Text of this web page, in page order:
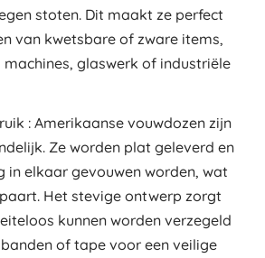
stoten. Dit maakt ze perfect
van kwetsbare of zware items,
glaswerk of industriële
: Amerikaanse vouwdozen zijn
Ze worden plat geleverd en
in elkaar gevouwen worden, wat
Het stevige ontwerp zorgt
kunnen worden verzegeld
of tape voor een veilige